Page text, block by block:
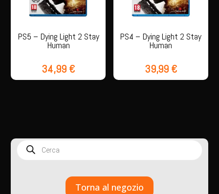
PS5 – Dying Light 2 Stay
Human
34,99 €
PS4 – Dying Light 2 Stay
Human
39,99 €
Products
search
Torna al negozio